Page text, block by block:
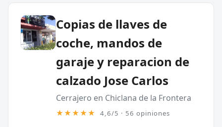
Copias de llaves de
coche, mandos de
garaje y reparacion de
calzado Jose Carlos
Cerrajero en Chiclana de la Frontera
★★★★★ 4,6/5 · 56 opiniones